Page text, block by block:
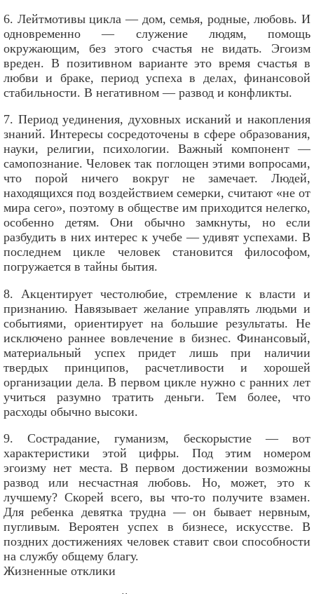
6. Лейтмотивы цикла — дом, семья, родные, любовь. И
одновременно — служение людям, помощь
окружающим, без этого счастья не видать. Эгоизм
вреден. В позитивном варианте это время счастья в
любви и браке, период успеха в делах, финансовой
стабильности. В негативном — развод и конфликты.
7. Период уединения, духовных исканий и накопления
знаний. Интересы сосредоточены в сфере образования,
науки, религии, психологии. Важный компонент —
самопознание. Человек так поглощен этими вопросами,
что порой ничего вокруг не замечает. Людей,
находящихся под воздействием семерки, считают «не от
мира сего», поэтому в обществе им приходится нелегко,
особенно детям. Они обычно замкнуты, но если
разбудить в них интерес к учебе — удивят успехами. В
последнем цикле человек становится философом,
погружается в тайны бытия.
8. Акцентирует честолюбие, стремление к власти и
признанию. Навязывает желание управлять людьми и
событиями, ориентирует на большие результаты. Не
исключено раннее вовлечение в бизнес. Финансовый,
материальный успех придет лишь при наличии
твердых принципов, расчетливости и хорошей
организации дела. В первом цикле нужно с ранних лет
учиться разумно тратить деньги. Тем более, что
расходы обычно высоки.
9. Сострадание, гуманизм, бескорыстие — вот
характеристики этой цифры. Под этим номером
эгоизму нет места. В первом достижении возможны
развод или несчастная любовь. Но, может, это к
лучшему? Скорей всего, вы что-то получите взамен.
Для ребенка девятка трудна — он бывает нервным,
пугливым. Вероятен успех в бизнесе, искусстве. В
поздних достижениях человек ставит свои способности
на службу общему благу.
Жизненные отклики